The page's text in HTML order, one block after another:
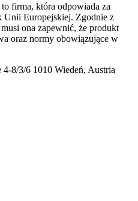
firma, która odpowiada za
Unii Europejskiej. Zgodnie z
ona zapewnić, że produkt
oraz normy obowiązujące w
8/3/6 1010 Wiedeń, Austria